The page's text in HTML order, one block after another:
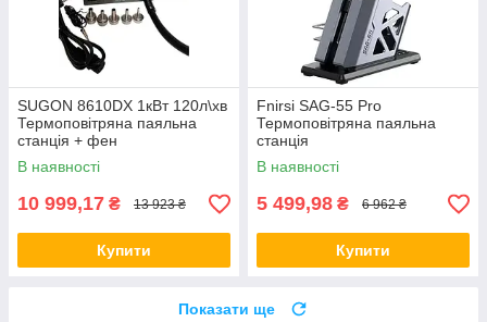
SUGON 8610DX 1кВт 120л\хв
Термоповітряна паяльна
станція + фен
В наявності
10 999,17 ₴ 13 923 ₴
Купити
Fnirsi SAG-55 Pro
Термоповітряна паяльна
станція
В наявності
5 499,98 ₴ 6 962 ₴
Купити
Показати ще